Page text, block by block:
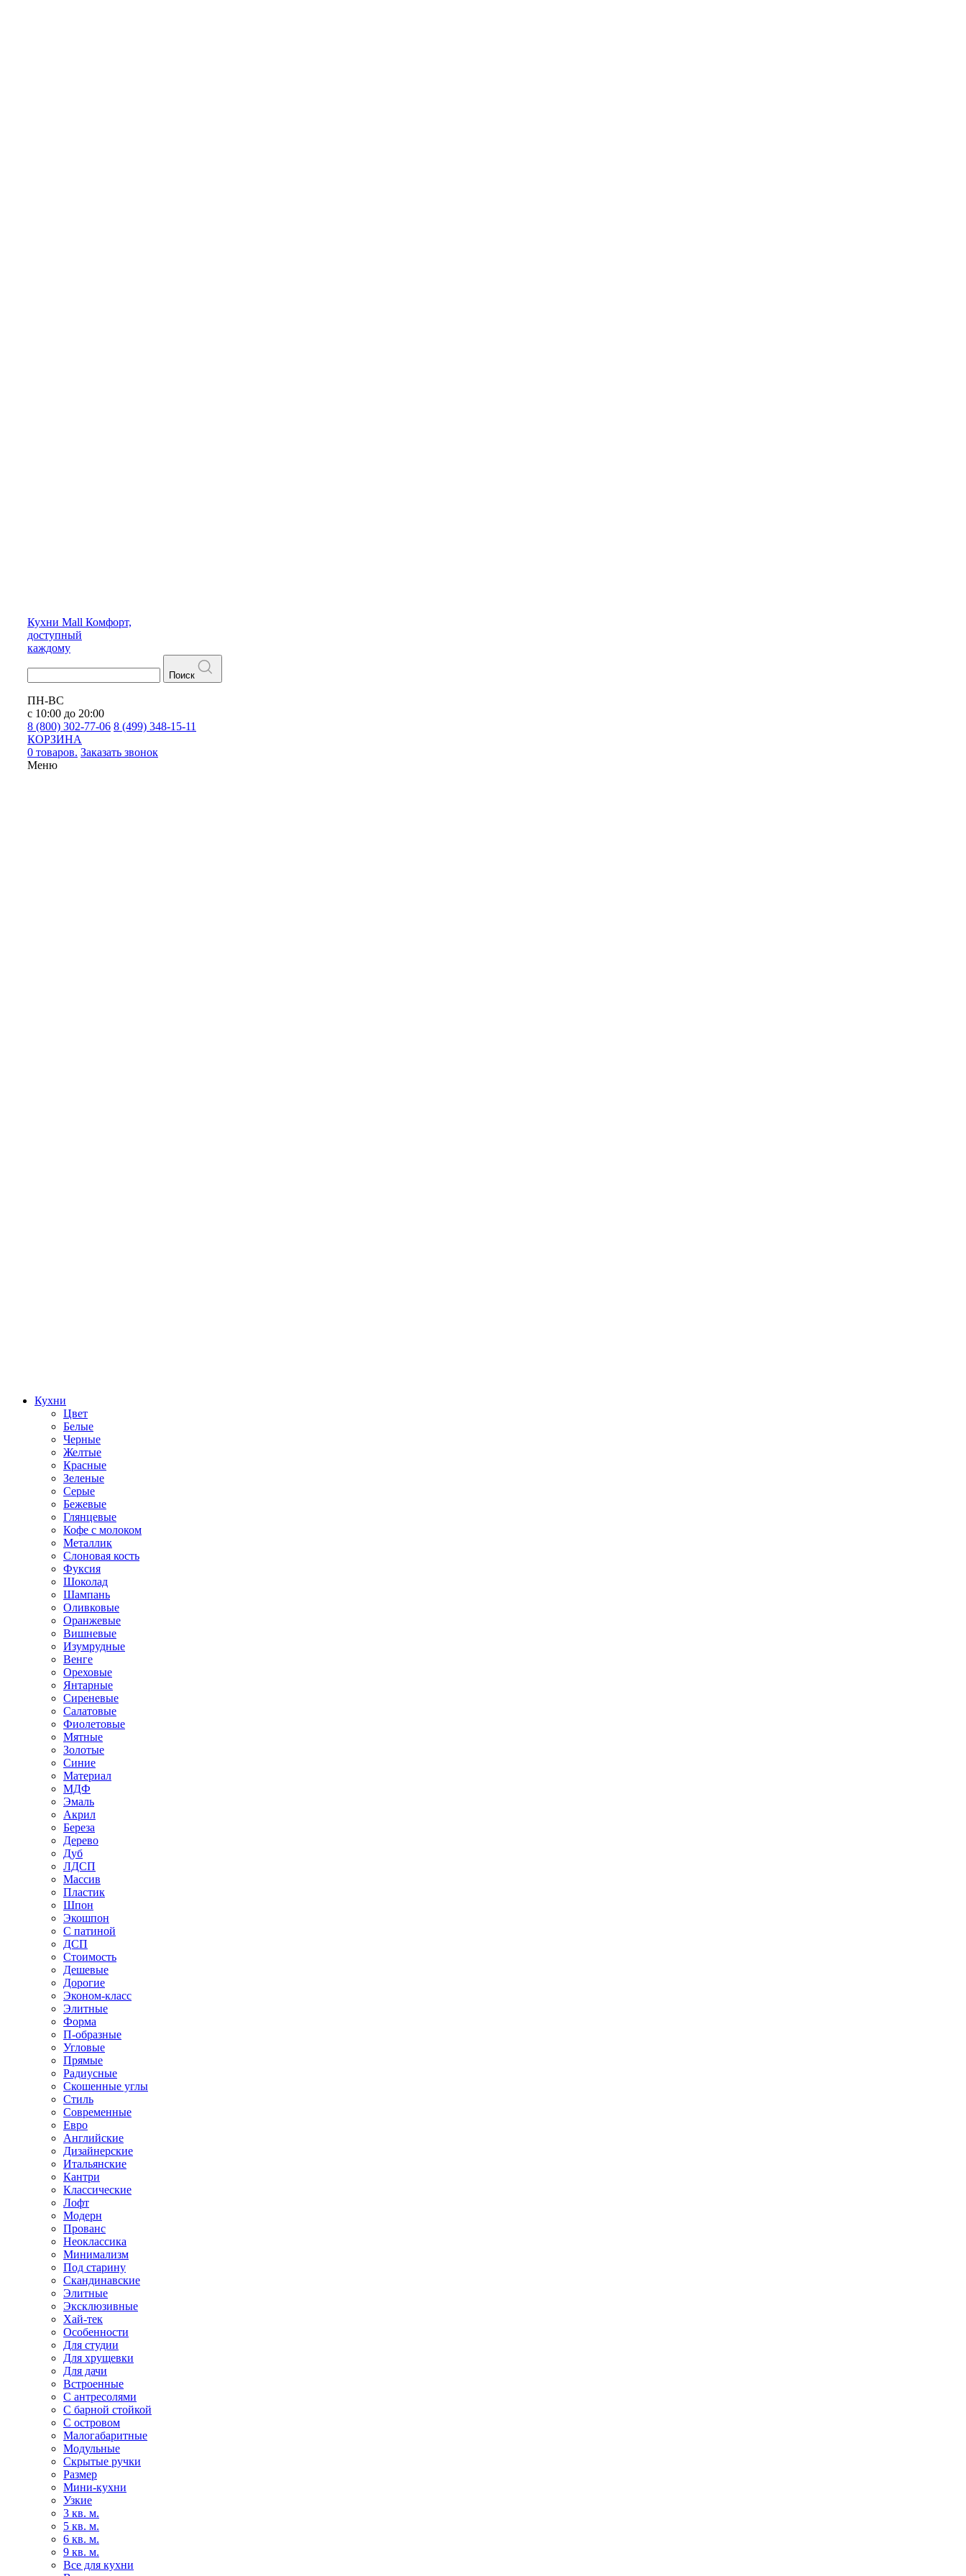
Кухни Mall Комфорт,
доступный
каждому
Поиск
ПН-ВС
с 10:00 до 20:00
8 (800) 302-77-06 8 (499) 348-15-11
КОРЗИНА
0 товаров. Заказать звонок
Меню
Кухни
Цвет
Белые
Черные
Желтые
Красные
Зеленые
Серые
Бежевые
Глянцевые
Кофе с молоком
Металлик
Слоновая кость
Фуксия
Шоколад
Шампань
Оливковые
Оранжевые
Вишневые
Изумрудные
Венге
Ореховые
Янтарные
Сиреневые
Салатовые
Фиолетовые
Мятные
Золотые
Синие
Материал
МДФ
Эмаль
Акрил
Береза
Дерево
Дуб
ЛДСП
Массив
Пластик
Шпон
Экошпон
С патиной
ДСП
Стоимость
Дешевые
Дорогие
Эконом-класс
Элитные
Форма
П-образные
Угловые
Прямые
Радиусные
Скошенные углы
Стиль
Современные
Евро
Английские
Дизайнерские
Итальянские
Кантри
Классические
Лофт
Модерн
Прованс
Неоклассика
Минимализм
Под старину
Скандинавские
Элитные
Эксклюзивные
Хай-тек
Особенности
Для студии
Для хрущевки
Для дачи
Встроенные
С антресолями
С барной стойкой
С островом
Малогабаритные
Модульные
Скрытые ручки
Размер
Мини-кухни
Узкие
3 кв. м.
5 кв. м.
6 кв. м.
9 кв. м.
Все для кухни